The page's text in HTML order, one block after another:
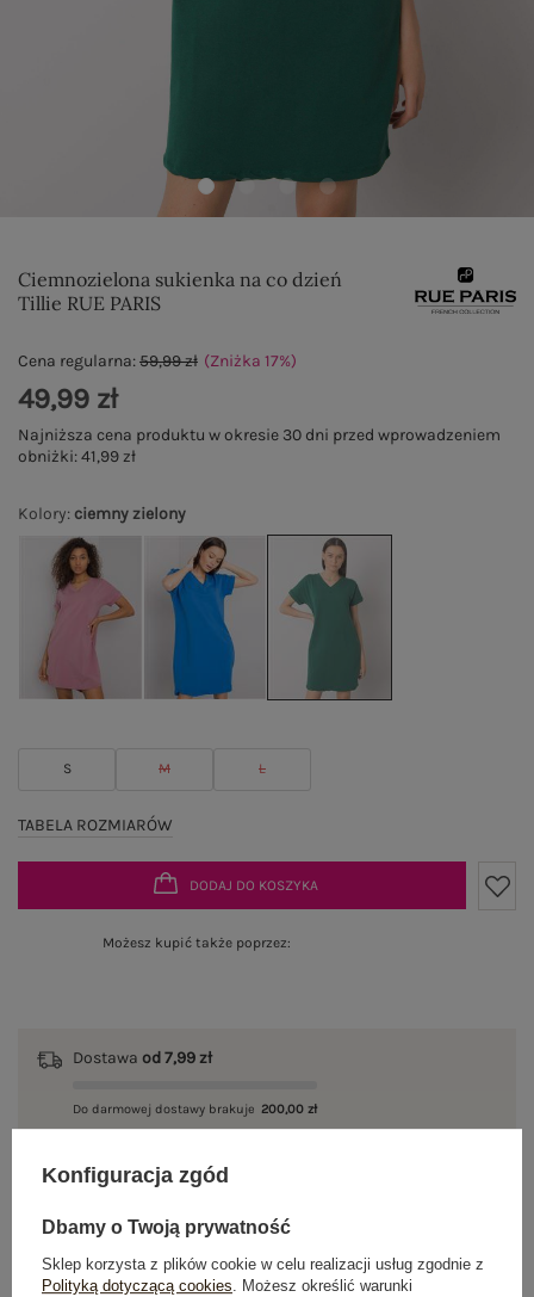
Ciemnozielona sukienka na co dzień
Tillie RUE PARIS
Kolory: ciemny zielony
S M L
TABELA ROZMIARÓW
Cena regularna:59,99 zł (Zniżka 17%)
49,99 zł
Najniższa cena produktu w okresie 30 dni przed wprowadzeniem
obniżki:41,99 zł
DODAJ DO KOSZYKA
Możesz kupić także poprzez:
Dostawa od 7,99 zł
Do darmowej dostawy brakuje 200,00 zł
a wyślemyjeszcze dzisiaj!
100 dni na zwrot
Konfiguracja zgód
Dbamy o Twoją prywatność
Sklep korzysta z plików cookie w celu realizacji usług zgodnie z
Polityką dotyczącą cookies. Możesz określić warunki